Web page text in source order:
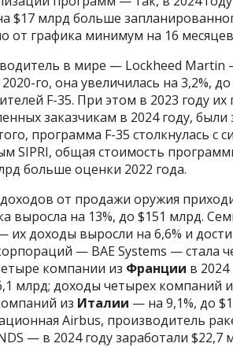
$17 млрд больше
от графика минимум на 16
в мире — Lockheed Martin
го, она увеличилась на 3,2%,
F-35. При этом в 2023 году
заказчикам в 2024 году,
программа F-35 столкнулась с
SIPRI, общая стоимость
больше оценки 2022 года.
от продажи оружия
выросла на 13%, до $151 млрд.
их доходы выросли на 6,6% и
— BAE Systems — стала
компании из Франции в
млрд; доходы четырех компаний
из Италии — на 9,1%, до
Airbus, производитель
— в 2024 году заработали $22,7